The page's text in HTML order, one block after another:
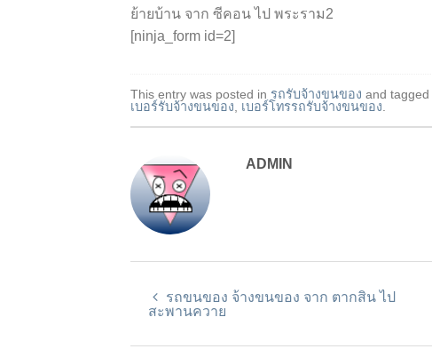
ย้ายบ้าน จาก ซีคอน ไป พระราม2
[ninja_form id=2]
This entry was posted in รถรับจ้างขนของ and tagged
เบอร์รับจ้างขนของ
เบอร์โทรรถรับจ้างขนของ
ADMIN
รถขนของ จ้างขนของ จาก ตากสิน ไป
สะพานควาย